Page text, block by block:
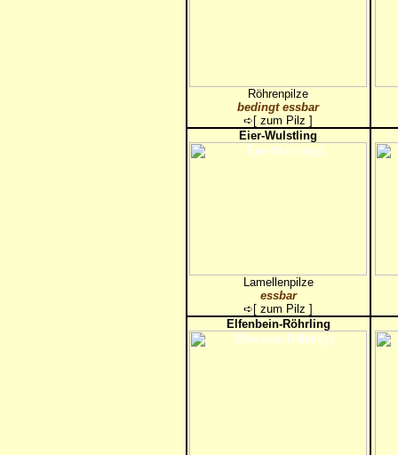
Röhrenpilze
bedingt essbar
➪[ zum Pilz ]
Eier-Wulstling
Lamellenpilze
essbar
➪[ zum Pilz ]
Elfenbein-Röhrling